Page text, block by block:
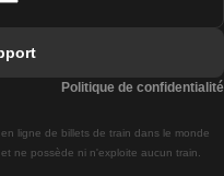
à Braga
ligne de billets de train dans le monde
ne possède ni n'exploite aucun train.
Politique de confidentialité